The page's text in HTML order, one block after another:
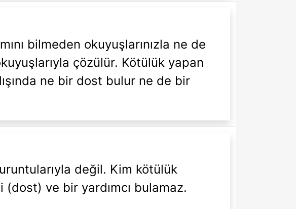
bilmeden okuyuşlarınızla ne de
çözülür. Kötülük yapan
ne bir dost bulur ne de bir
değil. Kim kötülük
ve bir yardımcı bulamaz.